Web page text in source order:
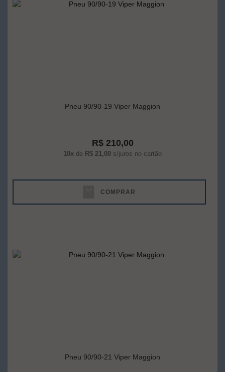
Pneu 90/90-19 Viper Maggion
R$ 210,00
10x de R$ 21,00 s/juros no cartão
COMPRAR
Pneu 90/90-21 Viper Maggion